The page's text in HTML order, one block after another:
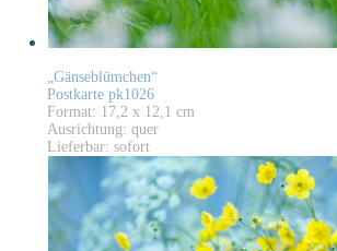
„Gänseblümchen“
Postkarte pk1026
Format: 17,2 x 12,1 cm
Ausrichtung: quer
Lieferbar: sofort